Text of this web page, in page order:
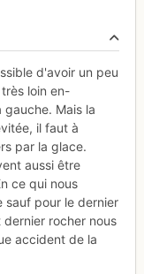
d'avoir un peu
loin en-
gauche. Mais la
il faut à
par la glace.
aussi être
ce qui nous
sauf pour le dernier
rocher nous
accident de la